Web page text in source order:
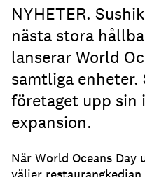
NYHETER.
nästa stora
lanserar World
samtliga
företaget upp
expansion.
När World Oceans Day
väljer